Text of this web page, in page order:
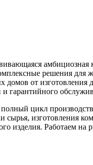
амбициозная
решения для
домов от изготовления
и гарантийного
цикл
сырья, изготовления
изделия. Работаем на